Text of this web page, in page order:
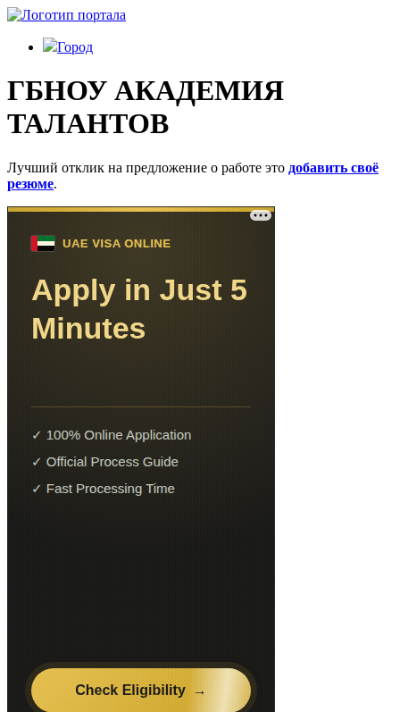
Город
ГБНОУ АКАДЕМИЯ
ТАЛАНТОВ
Лучший отклик на предложение о работе это добавить своё
резюме.